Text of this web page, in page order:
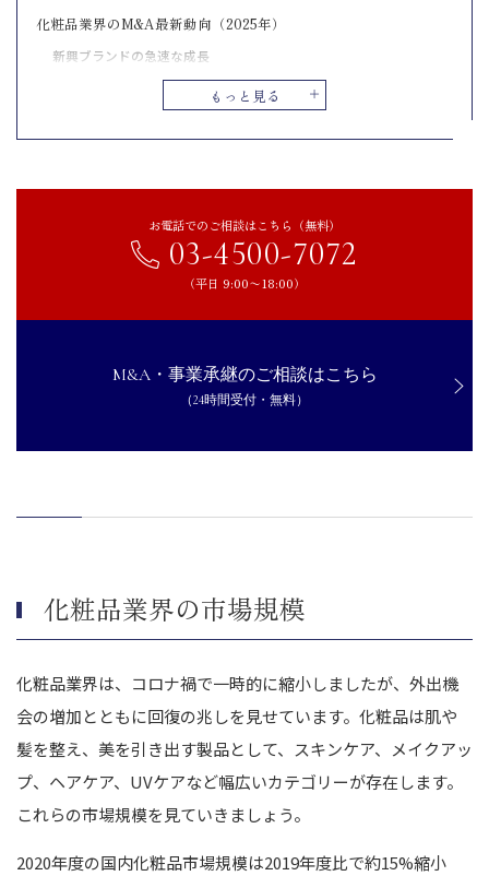
もっと見る
化粧品業界のM&A最新動向（2025年）
新興ブランドの急速な成長
ブランドを統合する企業の増加
売却益を獲得できる
事業構造の改革を推進できる
激しい市場競争を強いられることがある
会社の雰囲気が大きく変化することがある
成約後は速やかに説明会を開催する
株式会社山田養蜂場による株式会社 pdc及び株式会社フューチャー
ラボのM&A
株式会社ナリス化粧品による株式会社ナリスアップ コスメティック
スのM&A
ヤーマン株式会社による株式会社ディーフィットのM&A
まとめ｜化粧品業界のM&A動向を押さえてM&Aを成功させまし
ょう
お電話でのご相談はこちら（無料）
03-4500-7072
（平日 9:00〜18:00）
M&A・事業承継のご相談はこちら
（24時間受付・無料）
化粧品業界の市場規模
化粧品業界は、コロナ禍で一時的に縮小しましたが、外出機
会の増加とともに回復の兆しを見せています。化粧品は肌や
髪を整え、美を引き出す製品として、スキンケア、メイクアッ
プ、ヘアケア、UVケアなど幅広いカテゴリーが存在します。
これらの市場規模を見ていきましょう。
2020年度の国内化粧品市場規模は2019年度比で約15%縮小